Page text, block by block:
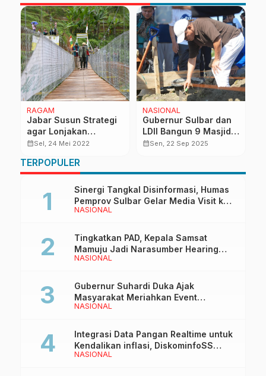
RAGAM
Jabar Susun Strategi
agar Lonjakan
Wisatawan Gairahkan
calendar_monthSel, 24 Mei 2022
NASIONAL
Gubernur Sulbar dan
LDII Bangun 9 Masjid
Baru di Empat
calendar_monthSen, 22 Sep 2025
TERPOPULER
NASIONAL
Sinergi Tangkal Disinformasi, Humas
Pemprov Sulbar Gelar Media Visit ke
Kantor Redaksi di Mamuju
NASIONAL
Tingkatkan PAD, Kepala Samsat
Mamuju Jadi Narasumber Hearing
Bersama Wakil Ketua I DPRD Sulbar
NASIONAL
Gubernur Suhardi Duka Ajak
Masyarakat Meriahkan Event
Manakarra Fair 2026
NASIONAL
Integrasi Data Pangan Realtime untuk
Kendalikan inflasi, DiskominfoSS
Sulbar Kembangkan Sistem SAPEDA